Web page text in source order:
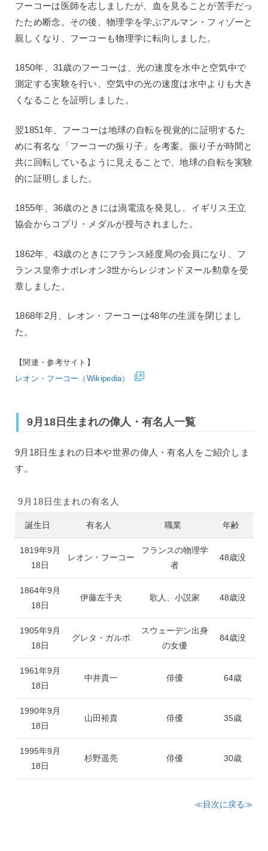
フーコーは医師を志しましたが、血を見ることが苦手だっ
たため断念。その後、物理学を学ぶアルマン・フィゾーと
親しくなり、フーコーも物理学に転向しました。
1850年、31歳のフーコーは、光の速度を水中と空気中で
測定する実験を行い、空気中の光の速度は水中よりも大き
くなることを証明しました。
翌1851年、フーコーは地球の自転を視覚的に証明するた
めに有名な「フーコーの振り子」を考案。振り子が時間と
共に回転しているように見えることで、地球の自転を実験
的に証明しました。
1855年、36歳のときには渦電流を発見し、イギリス王立
協会からコプリ・メダルが授与されました。
1862年、43歳のときにフランス経度局の会員になり、フ
ランス皇帝ナポレオン3世からレジオンドヌール勲章を受
章しました。
1868年2月、レオン・フーコーは48年の生涯を閉じまし
た。
【関連・参考サイト】
レオン・フーコー（Wikipedia）
9月18日生まれの偉人・有名人一覧
9月18日生まれの日本や世界の偉人・有名人をご紹介しま
す。
9月18日生まれの有名人
誕生日 有名人 職業 年齢
1819年9月
18日
レオン・フーコー
フランスの物理学
者
48歳没
1864年9月
18日
伊藤左千夫 歌人、小説家 48歳没
1905年9月
18日
グレタ・ガルボ
スウェーデン出身
の女優
84歳没
1961年9月
18日
中井貴一 俳優 64歳
1990年9月
18日
山田裕貴 俳優 35歳
1995年9月
18日
杉野遥亮 俳優 30歳
≪目次に戻る≫